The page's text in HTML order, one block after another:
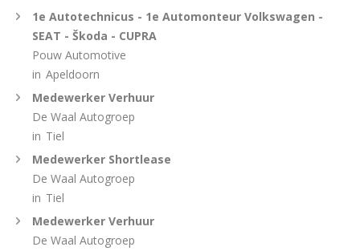
1e Autotechnicus - 1e Automonteur Volkswagen -
SEAT - Škoda - CUPRA
Pouw Automotive
in Apeldoorn
Medewerker Verhuur
De Waal Autogroep
in Tiel
Medewerker Shortlease
De Waal Autogroep
in Tiel
Medewerker Verhuur
De Waal Autogroep